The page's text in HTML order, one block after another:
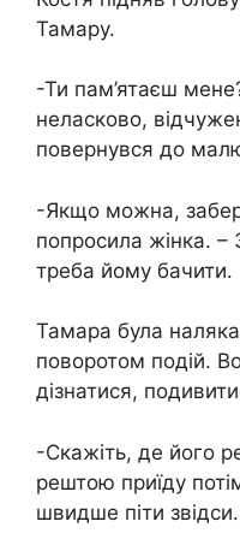
Тамару.
-Ти пам’ятаєш
неласково,
повернувся до
-Якщо можна,
попросила жінка.
треба йому бачити.
Тамара була
поворотом подій.
дізнатися,
-Скажіть, де його
рештою приїду
швидше піти звідси.